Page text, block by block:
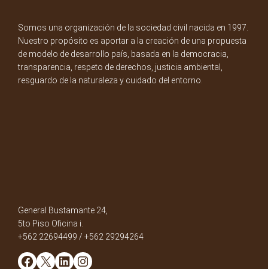
Somos una organización de la sociedad civil nacida en 1997.
Nuestro propósito es aportar a la creación de una propuesta
de modelo de desarrollo país, basada en la democracia,
transparencia, respeto de derechos, justicia ambiental,
resguardo de la naturaleza y cuidado del entorno.
General Bustamante 24,
5to Piso Oficina i.
+562 22694499 / +562 29294264